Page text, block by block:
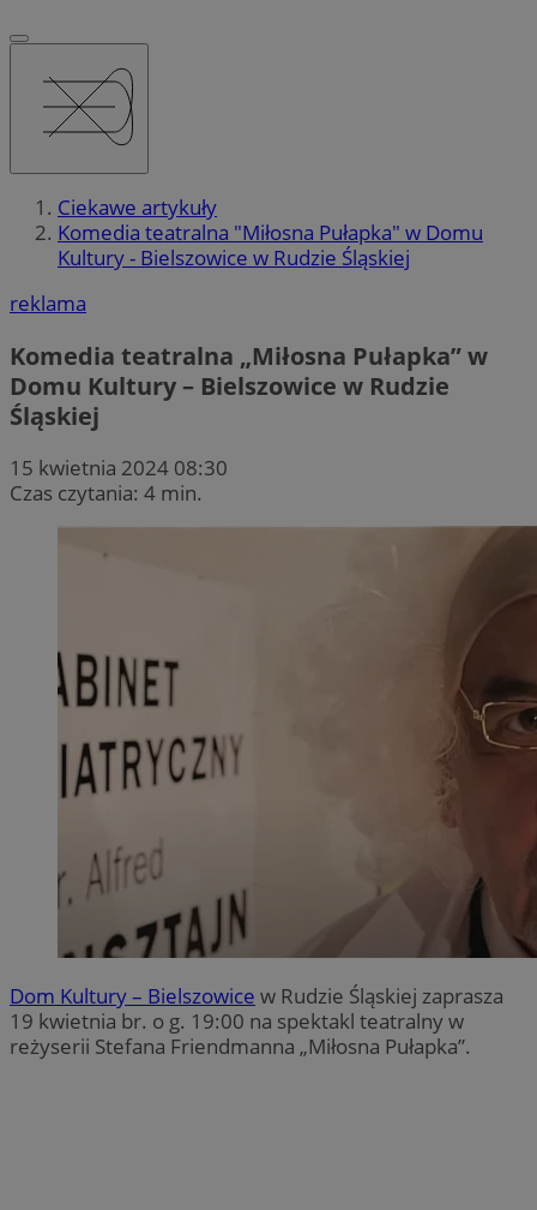
Ciekawe artykuły
Komedia teatralna "Miłosna Pułapka" w Domu
Kultury - Bielszowice w Rudzie Śląskiej
reklama
Komedia teatralna „Miłosna Pułapka” w
Domu Kultury – Bielszowice w Rudzie
Śląskiej
15 kwietnia 2024 08:30
Czas czytania: 4 min.
Dom Kultury – Bielszowice w Rudzie Śląskiej zaprasza
19 kwietnia br. o g. 19:00 na spektakl teatralny w
reżyserii Stefana Friendmanna „Miłosna Pułapka”.